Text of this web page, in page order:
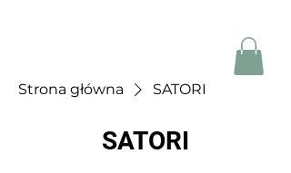
Strona główna SATORI
SATORI